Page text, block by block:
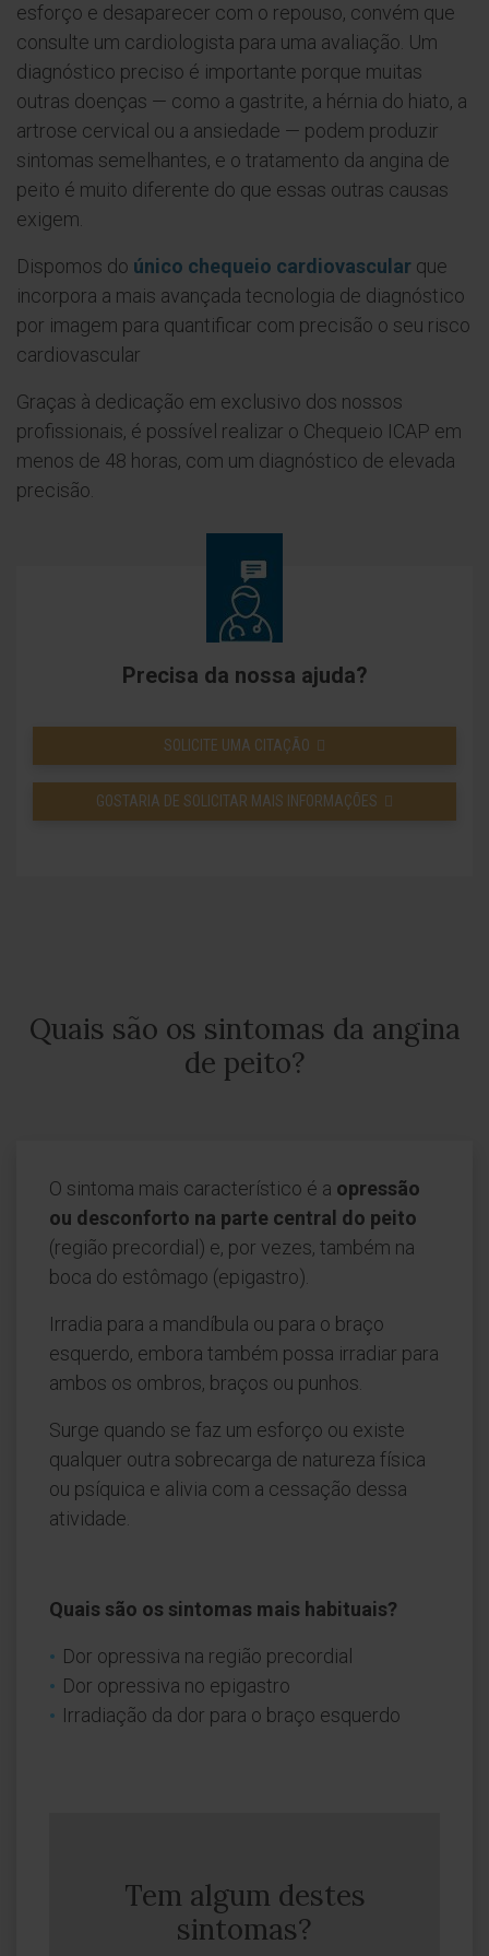
esforço e desaparecer com o repouso, convém que
consulte um cardiologista para uma avaliação. Um
diagnóstico preciso é importante porque muitas
outras doenças — como a gastrite, a hérnia do hiato, a
artrose cervical ou a ansiedade — podem produzir
sintomas semelhantes, e o tratamento da angina de
peito é muito diferente do que essas outras causas
exigem.
Dispomos do único chequeio cardiovascular que
incorpora a mais avançada tecnologia de diagnóstico
por imagem para quantificar com precisão o seu risco
cardiovascular
Graças à dedicação em exclusivo dos nossos
profissionais, é possível realizar o Chequeio ICAP em
menos de 48 horas, com um diagnóstico de elevada
precisão.
Precisa da nossa ajuda?
SOLICITE UMA CITAÇÃO
GOSTARIA DE SOLICITAR MAIS INFORMAÇÕES
Quais são os sintomas da angina
de peito?
O sintoma mais característico é a opressão
ou desconforto na parte central do peito
(região precordial) e, por vezes, também na
boca do estômago (epigastro).
Irradia para a mandíbula ou para o braço
esquerdo, embora também possa irradiar para
ambos os ombros, braços ou punhos.
Surge quando se faz um esforço ou existe
qualquer outra sobrecarga de natureza física
ou psíquica e alivia com a cessação dessa
atividade.
Quais são os sintomas mais habituais?
Dor opressiva na região precordial
Dor opressiva no epigastro
Irradiação da dor para o braço esquerdo
Tem algum destes
sintomas?